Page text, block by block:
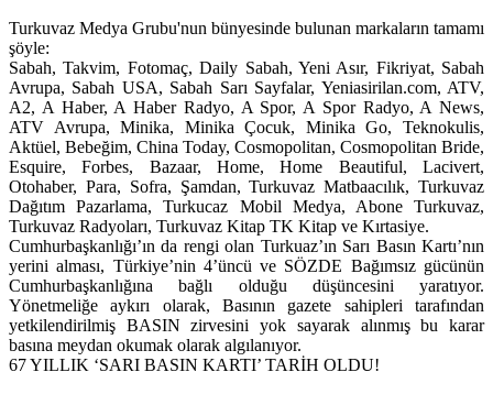
Turkuvaz Medya Grubu'nun bünyesinde bulunan markaların tamamı
şöyle:
Sabah, Takvim, Fotomaç, Daily Sabah, Yeni Asır, Fikriyat, Sabah
Avrupa, Sabah USA, Sabah Sarı Sayfalar, Yeniasirilan.com, ATV,
A2, A Haber, A Haber Radyo, A Spor, A Spor Radyo, A News,
ATV Avrupa, Minika, Minika Çocuk, Minika Go, Teknokulis,
Aktüel, Bebeğim, China Today, Cosmopolitan, Cosmopolitan Bride,
Esquire, Forbes, Bazaar, Home, Home Beautiful, Lacivert,
Otohaber, Para, Sofra, Şamdan, Turkuvaz Matbaacılık, Turkuvaz
Dağıtım Pazarlama, Turkucaz Mobil Medya, Abone Turkuvaz,
Turkuvaz Radyoları, Turkuvaz Kitap TK Kitap ve Kırtasiye.
Cumhurbaşkanlığı’ın da rengi olan Turkuaz’ın Sarı Basın Kartı’nın
yerini alması, Türkiye’nin 4’üncü ve SÖZDE Bağımsız gücünün
Cumhurbaşkanlığına bağlı olduğu düşüncesini yaratıyor.
Yönetmeliğe aykırı olarak, Basının gazete sahipleri tarafından
yetkilendirilmiş BASIN zirvesini yok sayarak alınmış bu karar
basına meydan okumak olarak algılanıyor.
67 YILLIK ‘SARI BASIN KARTI’ TARİH OLDU!